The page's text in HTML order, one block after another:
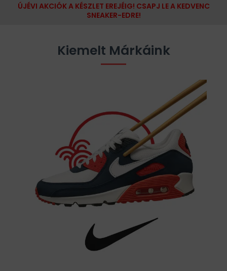
ÚJÉVI AKCIÓK A KÉSZLET EREJÉIG! CSAPJ LE A KEDVENC
SNEAKER-EDRE!
Kiemelt Márkáink